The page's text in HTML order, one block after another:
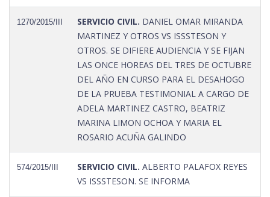
1270/2015/III SERVICIO CIVIL. DANIEL OMAR MIRANDA
MARTINEZ Y OTROS VS ISSSTESON Y
OTROS. SE DIFIERE AUDIENCIA Y SE FIJAN
LAS ONCE HOREAS DEL TRES DE OCTUBRE
DEL AÑO EN CURSO PARA EL DESAHOGO
DE LA PRUEBA TESTIMONIAL A CARGO DE
ADELA MARTINEZ CASTRO, BEATRIZ
MARINA LIMON OCHOA Y MARIA EL
ROSARIO ACUÑA GALINDO
574/2015/III SERVICIO CIVIL. ALBERTO PALAFOX REYES
VS ISSSTESON. SE INFORMA